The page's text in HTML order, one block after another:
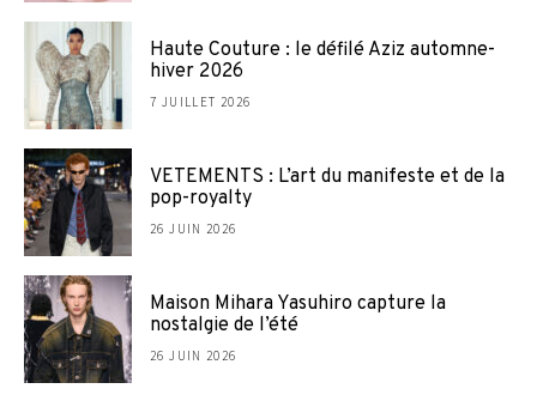
Haute Couture : le défilé Aziz automne-
hiver 2026
7 JUILLET 2026
VETEMENTS : L’art du manifeste et de la
pop-royalty
26 JUIN 2026
Maison Mihara Yasuhiro capture la
nostalgie de l’été
26 JUIN 2026